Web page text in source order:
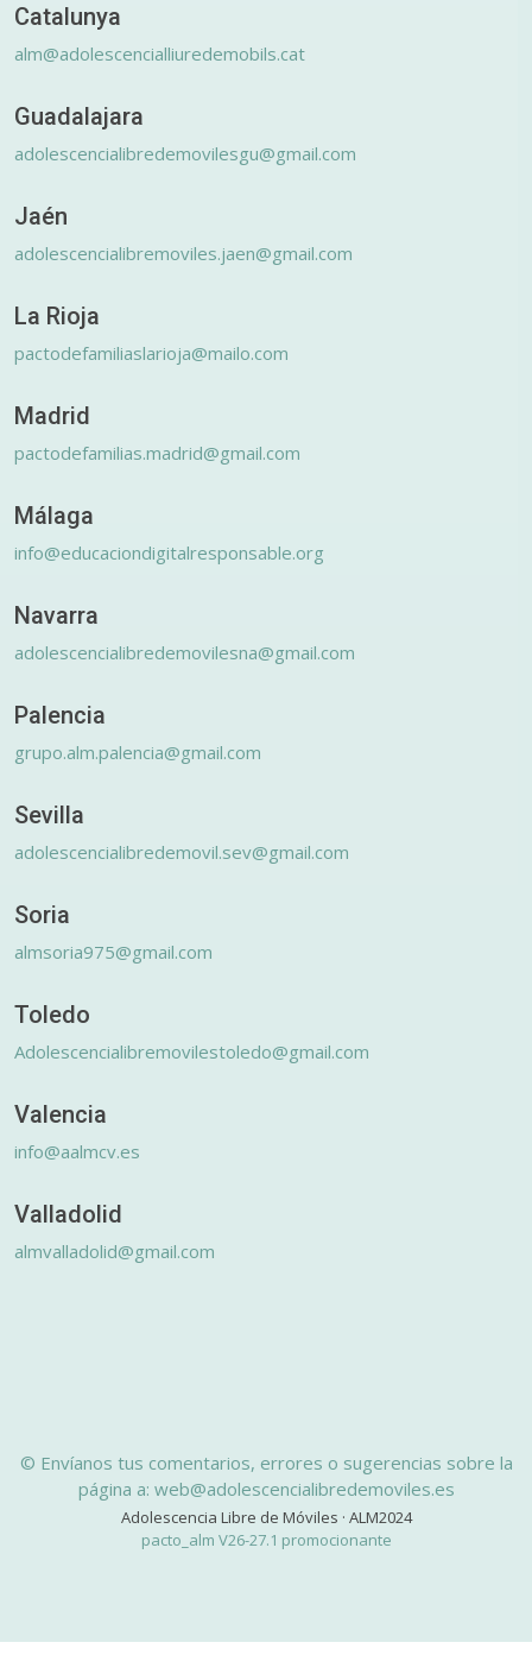
Catalunya
alm@adolescencialliuredemobils.cat
Guadalajara
adolescencialibredemovilesgu@gmail.com
Jaén
adolescencialibremoviles.jaen@gmail.com
La Rioja
pactodefamiliaslarioja@mailo.com
Madrid
pactodefamilias.madrid@gmail.com
Málaga
info@educaciondigitalresponsable.org
Navarra
adolescencialibredemovilesna@gmail.com
Palencia
grupo.alm.palencia@gmail.com
Sevilla
adolescencialibredemovil.sev@gmail.com
Soria
almsoria975@gmail.com
Toledo
Adolescencialibremovilestoledo@gmail.com
Valencia
info@aalmcv.es
Valladolid
almvalladolid@gmail.com
© Envíanos tus comentarios, errores o sugerencias sobre la
página a: web@adolescencialibredemoviles.es
Adolescencia Libre de Móviles · ALM2024
pacto_alm V26-27.1 promocionante